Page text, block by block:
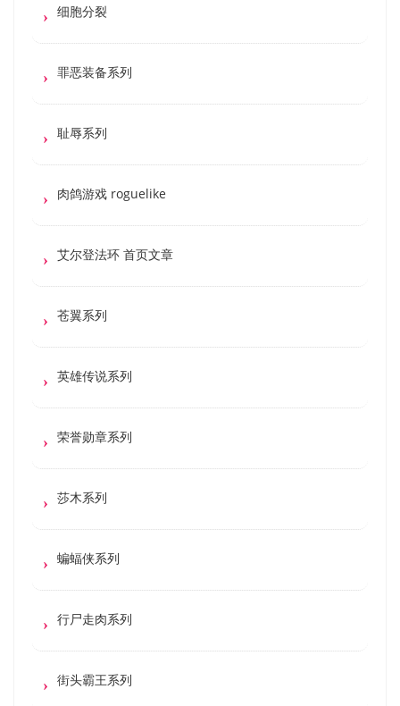
细胞分裂
罪恶装备系列
耻辱系列
肉鸽游戏 roguelike
艾尔登法环 首页文章
苍翼系列
英雄传说系列
荣誉勋章系列
莎木系列
蝙蝠侠系列
行尸走肉系列
街头霸王系列